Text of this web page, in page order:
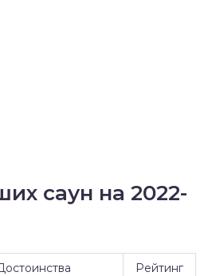
саун на 2022-
Рейтинг